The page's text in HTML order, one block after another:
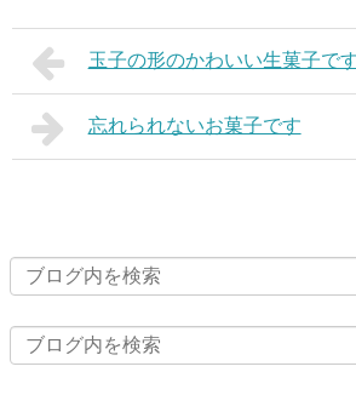
玉子の形のかわいい生菓子で
忘れられないお菓子です